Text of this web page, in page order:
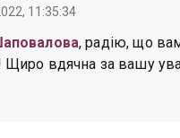
11:35:34
, радію, що
Щиро вдячна за вашу